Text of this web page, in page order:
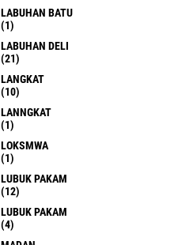
LABUHAN BATU
(1)
LABUHAN DELI
(21)
LANGKAT
(10)
LANNGKAT
(1)
LOKSMWA
(1)
LUBUK PAKAM
(12)
LUBUK PAKAM
(4)